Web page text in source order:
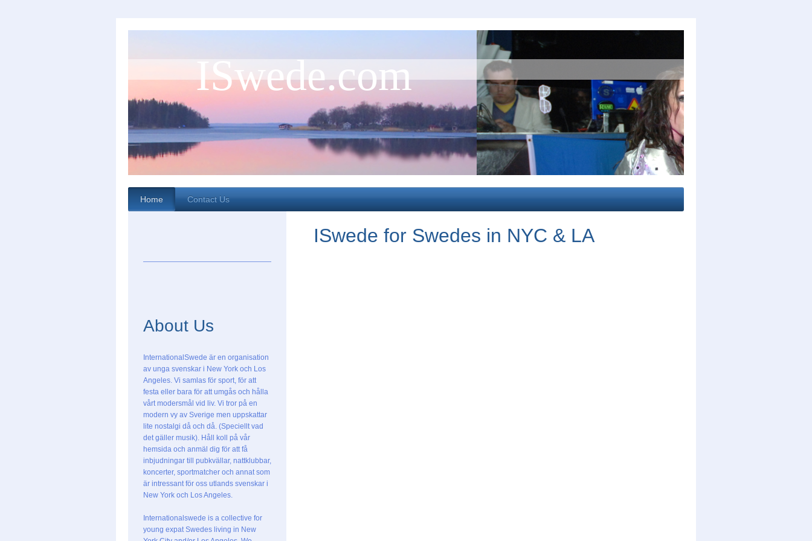
ISwede.com
Home Contact Us
ISwede for Swedes in NYC & LA
About Us
InternationalSwede är en organisation
av unga svenskar i New York och Los
Angeles. Vi samlas för sport, för att
festa eller bara för att umgås och hålla
vårt modersmål vid liv. Vi tror på en
modern vy av Sverige men uppskattar
lite nostalgi då och då. (Speciellt vad
det gäller musik). Håll koll på vår
hemsida och anmäl dig för att få
inbjudningar till pubkvällar, nattklubbar,
koncerter, sportmatcher och annat som
är intressant för oss utlands svenskar i
New York och Los Angeles.
Internationalswede is a collective for
young expat Swedes living in New